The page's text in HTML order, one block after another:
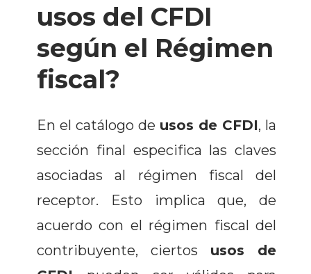
usos del CFDI
según el Régimen
fiscal?
En el catálogo de usos de CFDI, la
sección final especifica las claves
asociadas al régimen fiscal del
receptor. Esto implica que, de
acuerdo con el régimen fiscal del
contribuyente, ciertos usos de